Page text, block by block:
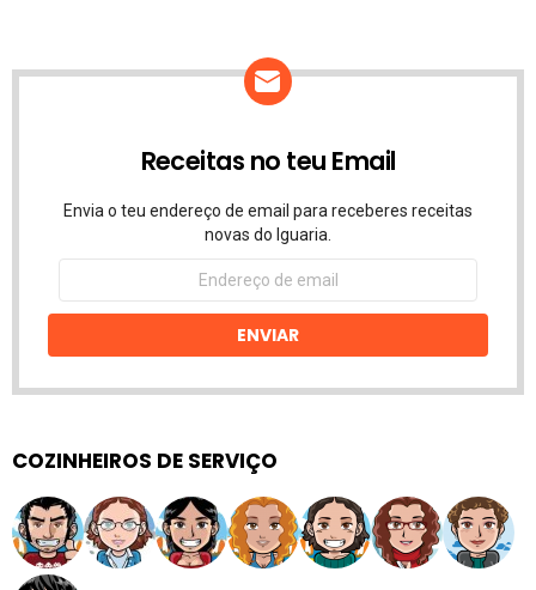
Receitas no teu Email
Envia o teu endereço de email para receberes receitas
novas do Iguaria.
Endereço
email
ENVIAR
COZINHEIROS DE SERVIÇO